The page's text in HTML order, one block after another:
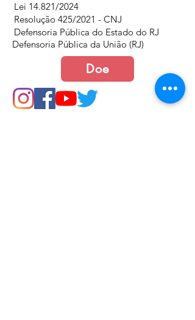
Lei 14.821/2024
Resolução 425/2021 - CNJ
Defensoria Pública do Estado do RJ
Defensoria Pública da União (RJ)
Doe